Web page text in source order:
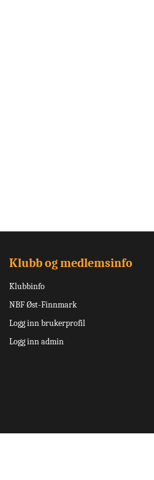
Klubb og medlemsinfo
Klubbinfo
NBF Øst-Finnmark
Logg inn brukerprofil
Logg inn admin